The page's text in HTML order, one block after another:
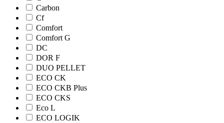
Carbon
Cf
Comfort
Comfort G
DC
DOR F
DUO PELLET
ECO CK
ECO CKB Plus
ECO CKS
Eco L
ECO LOGIK